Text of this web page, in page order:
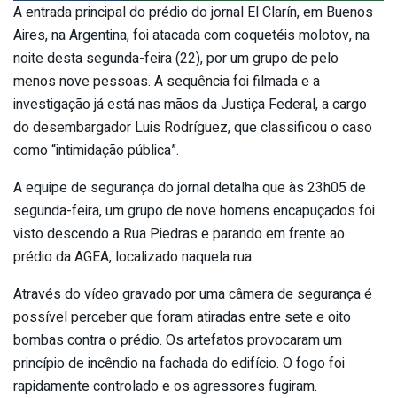
A entrada principal do prédio do jornal El Clarín, em Buenos
Aires, na Argentina, foi atacada com coquetéis molotov, na
noite desta segunda-feira (22), por um grupo de pelo
menos nove pessoas. A sequência foi filmada e a
investigação já está nas mãos da Justiça Federal, a cargo
do desembargador Luis Rodríguez, que classificou o caso
como “intimidação pública”.
A equipe de segurança do jornal detalha que às 23h05 de
segunda-feira, um grupo de nove homens encapuçados foi
visto descendo a Rua Piedras e parando em frente ao
prédio da AGEA, localizado naquela rua.
Através do vídeo gravado por uma câmera de segurança é
possível perceber que foram atiradas entre sete e oito
bombas contra o prédio. Os artefatos provocaram um
princípio de incêndio na fachada do edifício. O fogo foi
rapidamente controlado e os agressores fugiram.